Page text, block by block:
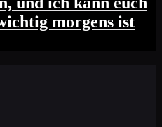
morgens ist